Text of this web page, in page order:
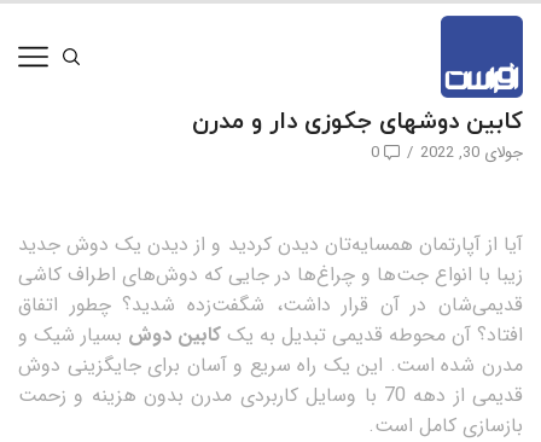
کابین دوشهای جکوزی دار و مدرن
جولای 30, 2022 /
0
آیا از آپارتمان همسایه‌تان دیدن کردید و از دیدن یک دوش جدید
زیبا با انواع جت‌ها و چراغ‌ها در جایی که دوش‌های اطراف کاشی
قدیمی‌شان در آن قرار داشت، شگفت‌زده شدید؟ چطور اتفاق
افتاد؟ آن محوطه قدیمی تبدیل به یک کابین دوش بسیار شیک و
مدرن شده است. این یک راه سریع و آسان برای جایگزینی دوش
قدیمی از دهه 70 با وسایل کاربردی مدرن بدون هزینه و زحمت
بازسازی کامل است.